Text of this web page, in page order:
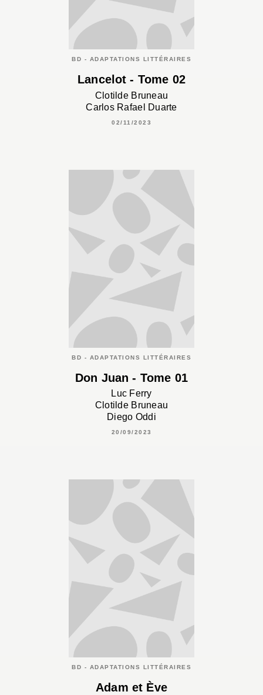
BD - ADAPTATIONS LITTÉRAIRES
Lancelot - Tome 02
Clotilde Bruneau
Carlos Rafael Duarte
02/11/2023
BD - ADAPTATIONS LITTÉRAIRES
Don Juan - Tome 01
Luc Ferry
Clotilde Bruneau
Diego Oddi
20/09/2023
BD - ADAPTATIONS LITTÉRAIRES
Adam et Ève